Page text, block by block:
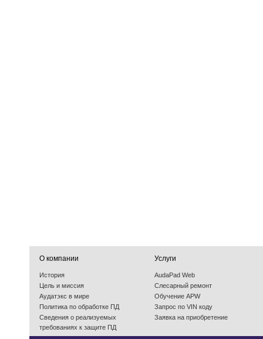
О компании
История
Цель и миссия
Аудатэкс в мире
Политика по обработке ПД
Cведения о реализуемых
требованиях к защите ПД
Услуги
AudaPad Web
Слесарный ремонт
Обучение APW
Запрос по VIN коду
Заявка на приобретение